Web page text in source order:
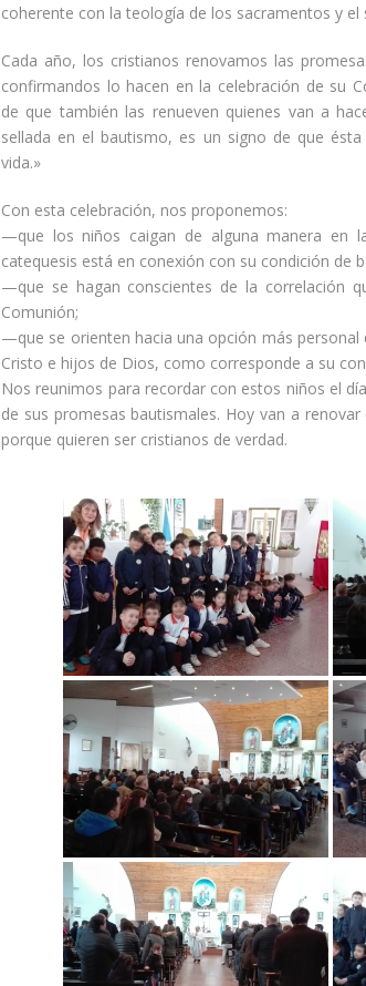
coherente con la teología de los sacramentos y
Cada año, los cristianos renovamos las
confirmandos lo hacen en la celebración de su
de que también las renueven quienes van a
sellada en el bautismo, es un signo de que
vida.»
Con esta celebración, nos proponemos:
—que los niños caigan de alguna manera en
catequesis está en conexión con su condición de
—que se hagan conscientes de la correlación
Comunión;
—que se orienten hacia una opción más personal
Cristo e hijos de Dios, como corresponde a su
Nos reunimos para recordar con estos niños el
de sus promesas bautismales. Hoy van a
porque quieren ser cristianos de verdad.